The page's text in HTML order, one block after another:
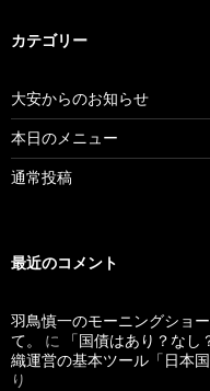
カテゴリー
大安からのお知らせ
本日のメニュー
通常投稿
最近のコメント
羽鳥慎一のモーニングショ
て。
に
「国債はあり？な
織運営の基本ツール「日本
り